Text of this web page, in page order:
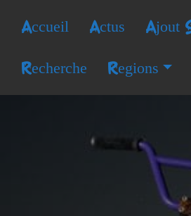
Accueil Actus Ajout
Recherche Regions